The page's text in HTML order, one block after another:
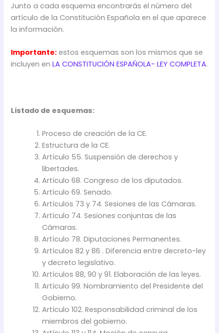
Junto a cada esquema encontrarás el número del
artículo de la Constitución Española en el que aparece
la información.
Importante: estos esquemas son los mismos que se
incluyen enLA CONSTITUCIÓN ESPAÑOLA- LEY COMPLETA.
Listado de esquemas:
Proceso de creación de la CE.
Estructura de la CE.
Artículo 55. Suspensión de derechos y
libertades.
Artículo 68. Congreso de los diputados.
Artículo 69. Senado.
Artículos 73 y 74. Sesiones de las Cámaras.
Artículo 74. Sesiones conjuntas de las
Cámaras.
Artículo 78. Diputaciones Permanentes.
Artículos 82 y 86 . Diferencia entre decreto-ley
y decreto legislativo.
Artículos 88, 90 y 91. Elaboración de las leyes.
Artículo 99. Nombramiento del Presidente del
Gobierno.
Artículo 102. Responsabilidad criminal de los
miembros del gobierno.